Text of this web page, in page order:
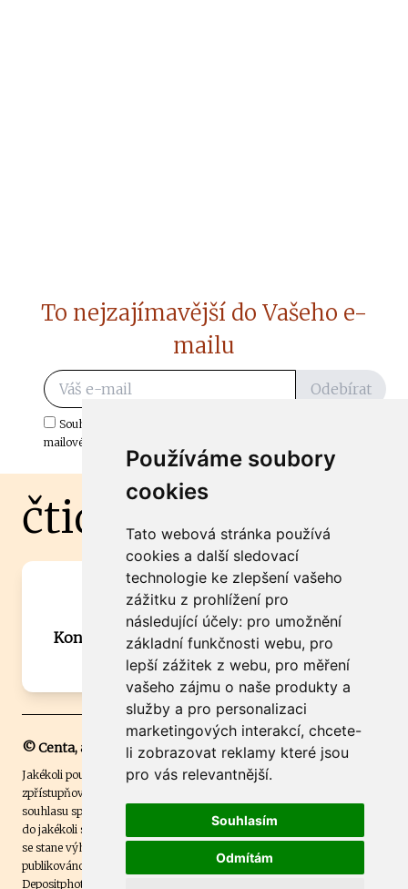
Používáme soubory
cookies
Tato webová stránka používá
cookies a další sledovací
technologie ke zlepšení vašeho
zážitku z prohlížení pro
následující účely: pro umožnění
základní funkčnosti webu, pro
lepší zážitek z webu, pro měření
vašeho zájmu o naše produkty a
služby a pro personalizaci
marketingových interakcí, chcete-
li zobrazovat reklamy které jsou
pro vás relevantnější.
Souhlasím
Odmítám
To nejzajímavější do Vašeho e-
mailu
Odebírat
Souhlasím s odběrem důležitých zpráv ze ČtiDoma.cz do mé e-
mailové schránky.
čtidoma.cz
Máte zajímavou informaci? Chcete
spolupracovat?
Kontaktujte šéfredaktora Martina Chalupu:
chalupa@ctidoma.cz
© Centa, a.s.
Jakékoli použití obsahu včetně převzetí, šíření či dalšího užití a
zpřístupňování textových či obrazových materiálů bez písemného
souhlasu společnosti Centa,a.s. je zakázáno. Čtenář svým přihlášením
do jakékoli soutěže na našem webu dává souhlas s tím, že v případě, že
se stane výhercem této soutěže, může být jeho jméno na webu
publikováno. Centa, a.s. využívala licenci ČTK a využívá fotografie z
Depositphotos